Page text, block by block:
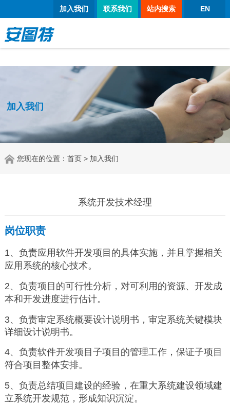
太阳城官网 EN
站内搜索
联系我们
加入我们
加入我们
您现在的位置： 首页> 加入我们
系统开发技术经理
岗位职责
1、负责应用软件开发项目的具体实施，并且掌握相关
应用系统的核心技术。
2、负责项目的可行性分析，对可利用的资源、开发成
本和开发进度进行估计。
3、负责审定系统概要设计说明书，审定系统关键模块
详细设计说明书。
4、负责软件开发项目子项目的管理工作，保证子项目
符合项目整体安排。
5、负责总结项目建设的经验，在重大系统建设领域建
立系统开发规范，形成知识沉淀。